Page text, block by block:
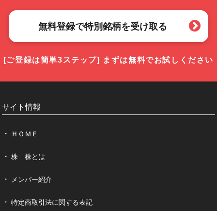
無料登録で特別銘柄を受け取る
[ご登録は簡単3ステップ] まずは無料でお試しください
サイト情報
ＨＯＭＥ
株 株とは
メンバー紹介
特定商取引法に関する表記